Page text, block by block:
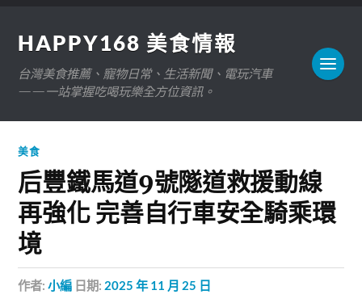
HAPPY168 美食情報
台灣美食推薦、寵物日常、生活新聞、電玩汽車
——一站掌握吃喝玩樂全方位資訊。
美食
后豐鐵馬道9號隧道救援動線
再強化 完善自行車安全騎乘環
境
作者:小編 日期: 2025 年 11 月 25 日